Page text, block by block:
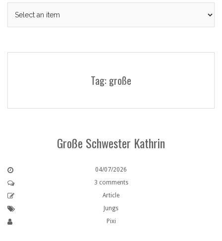
Tag: große
Große Schwester Kathrin
04/07/2026
3 comments
Article
Jungs
Pixi